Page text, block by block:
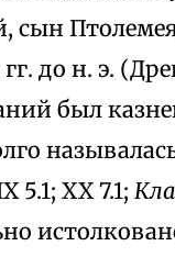
сын
до н. э.
был
5.1; XX 7.1;